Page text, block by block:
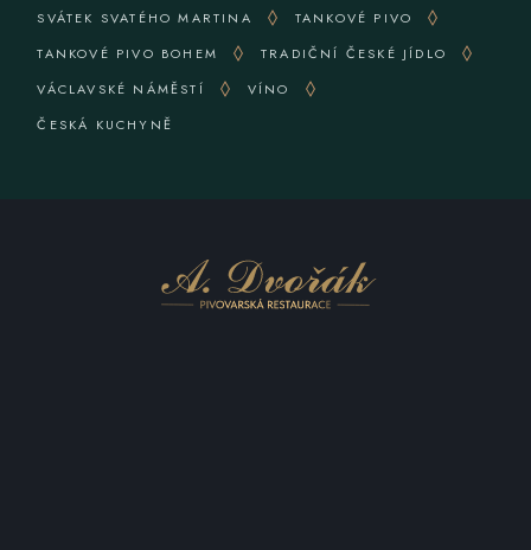
SVÁTEK SVATÉHO MARTINA
TANKOVÉ PIVO
TANKOVÉ PIVO BOHEM
TRADIČNÍ ČESKÉ JÍDLO
VÁCLAVSKÉ NÁMĚSTÍ
VÍNO
ČESKÁ KUCHYNĚ